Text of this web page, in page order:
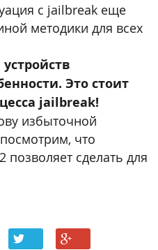
с jailbreak еще
методики для всех
Это стоит
jailbreak!
избыточной
что
позволяет сделать для